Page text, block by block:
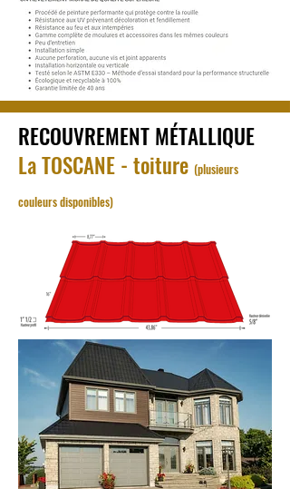
RECOUVREMENT MÉTALLIQUE
La TOSCANE - toiture (plusieurs
couleurs disponibles)